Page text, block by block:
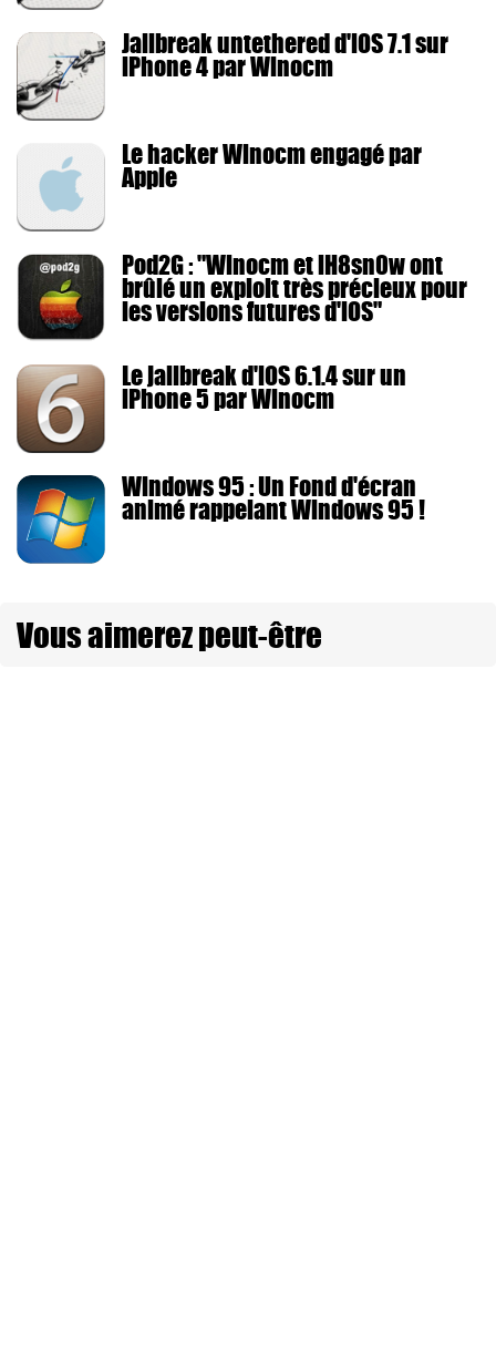
Jailbreak untethered d'iOS 7.1 sur
iPhone 4 par Winocm
Le hacker Winocm engagé par
Apple
Pod2G : "Winocm et iH8sn0w ont
brûlé un exploit très précieux pour
les versions futures d'iOS"
Le jailbreak d'iOS 6.1.4 sur un
iPhone 5 par Winocm
Windows 95 : Un Fond d'écran
animé rappelant Windows 95 !
Vous aimerez peut-être